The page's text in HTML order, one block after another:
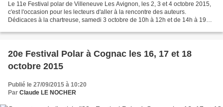
Le 11e Festival polar de Villeneuve Les Avignon, les 2, 3 et 4 octobre 2015,
c'est l'occasion pour les lecteurs d'aller à la rencontre des auteurs.
Dédicaces à la chartreuse, samedi 3 octobre de 10h à 12h et de 14h à 19h,
20e Festival Polar à Cognac les 16, 17 et 18
octobre 2015
Publié le 27/09/2015 à 10:20
Par Claude LE NOCHER